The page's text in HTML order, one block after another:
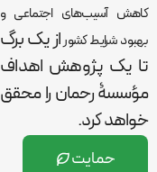
کاهش آسیب‌های اجتماعی و
بهبود شرایط کشوراز یک برگ
تا یک پژوهش اهداف
مؤسسۀ رحمان رامحقق
خواهد کرد.
حمایت